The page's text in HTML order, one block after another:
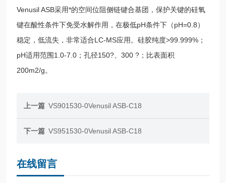
Venusil ASB采用*的空间位阻侧链键合基团，保护关键的硅氧
键在酸性条件下免受水解作用，在极低pH条件下（pH=0.8）
稳定，低流失，非常适合LC-MS应用。硅胶纯度>99.999%；
pH适用范围1.0-7.0；孔径150?、300 ?；比表面积
200m2/g。
上一篇 VS901530-0Venusil ASB-C18
下一篇 VS951530-0Venusil ASB-C18
在线留言